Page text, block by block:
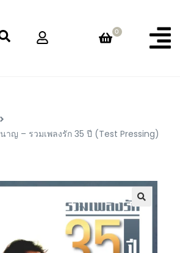
0
าญ – รวมเพลงรัก 35 ปี (Test Pressing)